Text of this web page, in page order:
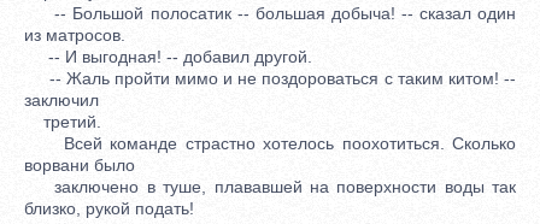
-- Большой полосатик -- большая добыча! -- сказал один
из матросов.
-- И выгодная! -- добавил другой.
-- Жаль пройти мимо и не поздороваться с таким китом! --
заключил
третий.
Всей команде страстно хотелось поохотиться. Сколько
ворвани было
заключено в туше, плававшей на поверхности воды так
близко, рукой подать!